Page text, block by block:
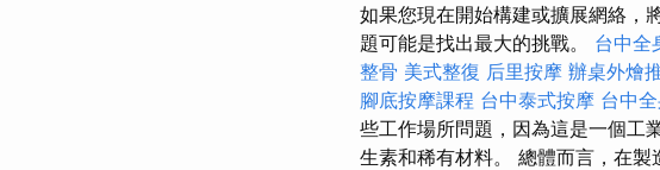
如果您現在開始構建或擴展網絡，
題可能是找出最大的挑戰。 台中全
整骨 美式整復 后里按摩 辦桌外燴
腳底按摩課程 台中泰式按摩 台中
些工作場所問題，因為這是一個工
生素和稀有材料。 總體而言，在